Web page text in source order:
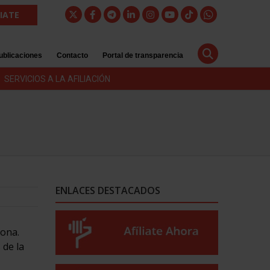
Contacto Portal de transparencia
SERVICIOS A LA AFILIACIÓN
la
ENLACES DESTACADOS